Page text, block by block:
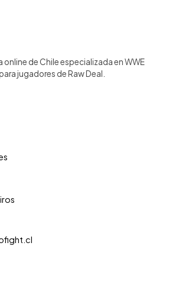
de Chile especializada en WWE
jugadores de Raw Deal.